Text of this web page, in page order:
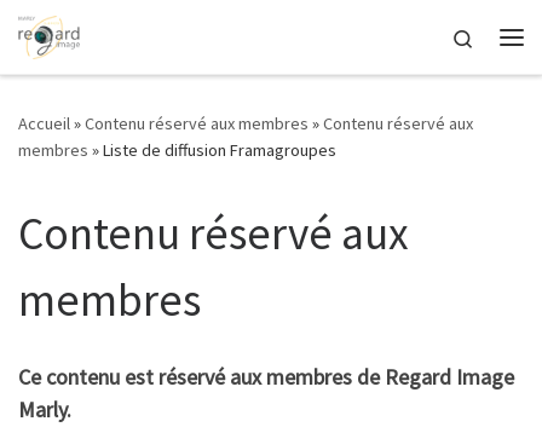
Passer au contenu
Search
Accueil»Contenu réservé aux membres »Contenu réservé aux
membres »Liste de diffusion Framagroupes
Contenu réservé aux
membres
Ce contenu est réservé aux membres de Regard Image
Marly.